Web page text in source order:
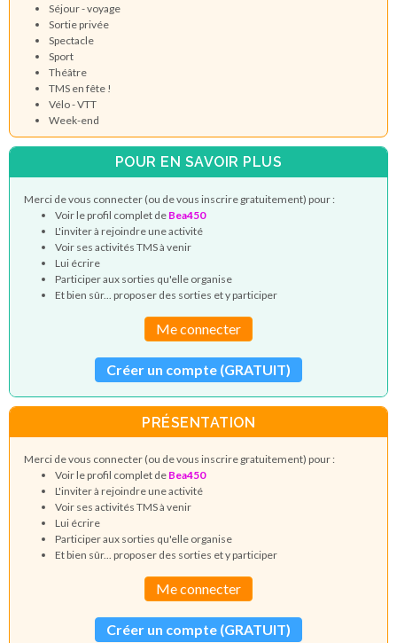
Séjour - voyage
Sortie privée
Spectacle
Sport
Théâtre
TMS en fête !
Vélo - VTT
Week-end
POUR EN SAVOIR PLUS
Merci de vous connecter (ou de vous inscrire gratuitement) pour :
Voir le profil complet de Bea450
L'inviter à rejoindre une activité
Voir ses activités TMS à venir
Lui écrire
Participer aux sorties qu'elle organise
Et bien sûr... proposer des sorties et y participer
Me connecter
Créer un compte (GRATUIT)
PRÉSENTATION
Merci de vous connecter (ou de vous inscrire gratuitement) pour :
Voir le profil complet de Bea450
L'inviter à rejoindre une activité
Voir ses activités TMS à venir
Lui écrire
Participer aux sorties qu'elle organise
Et bien sûr... proposer des sorties et y participer
Me connecter
Créer un compte (GRATUIT)